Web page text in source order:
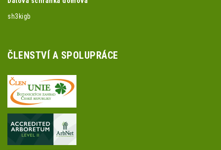
sh3kigb
ČLENSTVÍ A SPOLUPRÁCE